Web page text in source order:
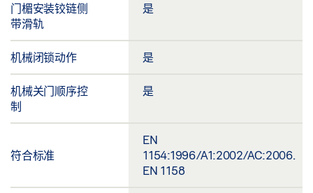
门楣安装铰链侧
带滑轨
是
机械闭锁动作 是
机械关门顺序控
制
是
符合标准
EN
1154:1996/A1:2002/AC:2006.
EN 1158